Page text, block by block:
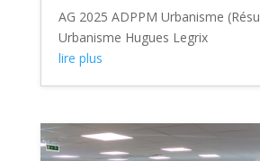
AG 2025 ADPPM Urbanisme
Urbanisme Hugues Legrix
lire plus